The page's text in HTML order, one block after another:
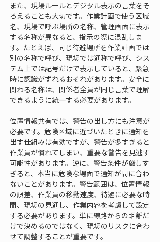
また、現場ルールとデジタル表示の言葉をそ
ろえることも大切です。作業計画で使う区域
名、現場で呼ぶ場所の名称、管理画面に表示
する名称が異なると、指示の際に混乱しま
す。たとえば、同じ待避場所を作業計画では
別の名称で呼び、現場では通称で呼び、シス
テム上では記号だけで表示していると、緊急
時に認識がずれるおそれがあります。安全に
関わる名称は、関係者全員が同じ言葉で理解
できるように統一する必要があります。
位置情報共有では、警告の出し方にも注意が
必要です。危険区域に近づいたときに通知を
出す仕組みは有効ですが、警告が多すぎると
作業員が慣れてしまい、重要な警告を見逃す
可能性があります。逆に、警告条件が厳しす
ぎると、本当に危険な場面で通知が間に合わ
ないことがあります。警告範囲は、位置情報
の誤差、作業員の移動速度、待避に必要な時
間、現場の見通し、作業内容を考慮して設定
する必要があります。単に線路からの距離だ
けで決めるのではなく、現場のリスクに合わ
せて調整することが重要です。